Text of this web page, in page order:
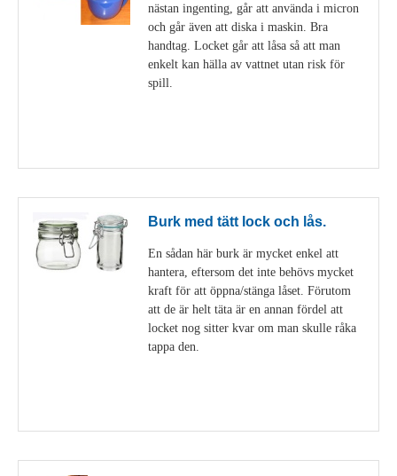
nästan ingenting, går att använda i micron
och går även att diska i maskin. Bra
handtag. Locket går att låsa så att man
enkelt kan hälla av vattnet utan risk för
spill.
Burk med tätt lock och lås.
En sådan här burk är mycket enkel att
hantera, eftersom det inte behövs mycket
kraft för att öppna/stänga låset. Förutom
att de är helt täta är en annan fördel att
locket nog sitter kvar om man skulle råka
tappa den.